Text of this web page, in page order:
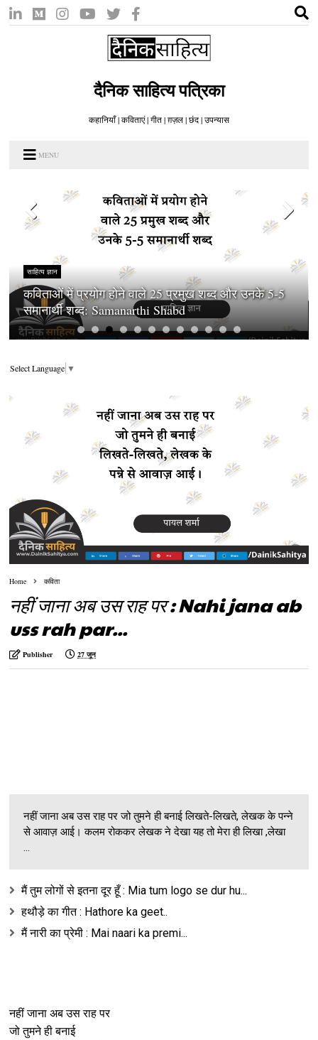
दैनिक साहित्य पत्रिका
कहानियाँ | कविताएं | गीत | ग़ज़ल | छंद | उपन्यास
MENU
साहित्य ज्ञान
कविताओं में प्रयोग होने वाले 25 प्रमुख शब्द और उनके 5-5
समानार्थी शब्द: Samanarthi Shabd
Select Language ▼
Home कविता
नहीं जाना अब उस राह पर : Nahi jana ab
uss rah par...
Publisher 27 जून
नहीं जाना अब उस राह पर जो तुमने ही बनाई लिखते-लिखते, लेखक के पन्ने
से आवाज़ आई। कलम रोककर लेखक ने देखा यह तो मेरा ही लिखा ,लेखा
...
मैं तुम लोगों से इतना दूर हूँ : Mia tum logo se dur hu...
हथौड़े का गीत : Hathore ka geet..
मैं नारी का प्रेमी : Mai naari ka premi...
नहीं जाना अब उस राह पर
जो तुमने ही बनाई